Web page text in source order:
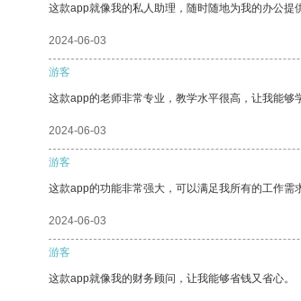
这款app就像我的私人助理，随时随地为我的办公提
2024-06-03
游客
这款app的老师非常专业，教学水平很高，让我能够
2024-06-03
游客
这款app的功能非常强大，可以满足我所有的工作需
2024-06-03
游客
这款app就像我的财务顾问，让我能够省钱又省心。